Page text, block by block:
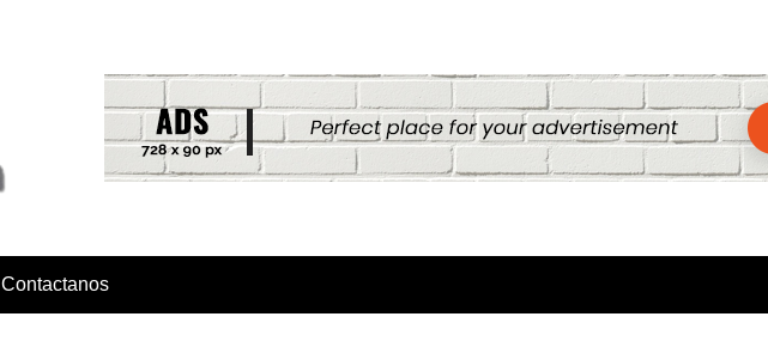
Contactanos